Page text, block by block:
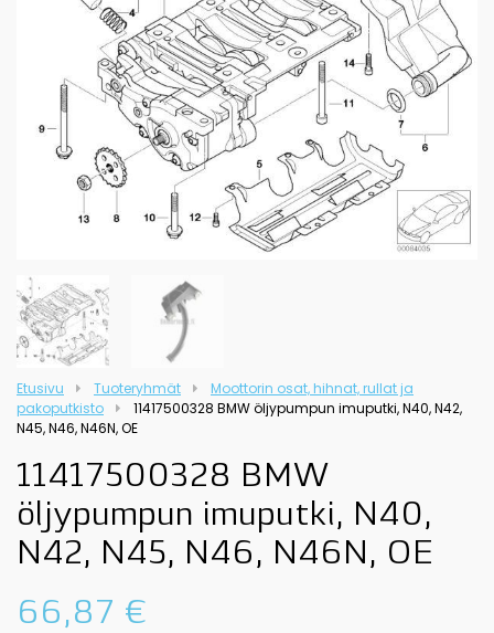
Etusivu Tuoteryhmät
Moottorin osat, hihnat, rullat ja
pakoputkisto
11417500328 BMW öljypumpun imuputki, N40, N42,
N45, N46, N46N, OE
11417500328 BMW
öljypumpun imuputki, N40,
N42, N45, N46, N46N, OE
66,87 €